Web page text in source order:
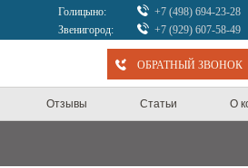
Голицыно:
+7 (498) 694-23-28
Звенигород:
+7 (929) 607-58-49
ОБРАТНЫЙ ЗВОНОК
Отзывы Статьи О